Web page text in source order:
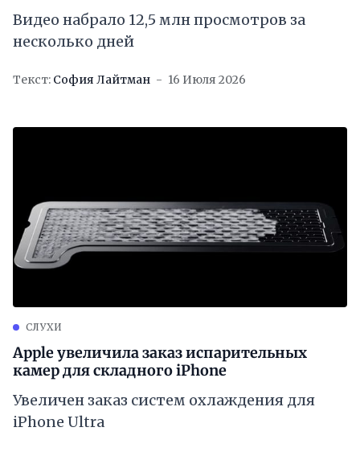
Видео набрало 12,5 млн просмотров за
несколько дней
Текст: София Лайтман 16 Июля 2026
СЛУХИ
Apple увеличила заказ испарительных
камер для складного iPhone
Увеличен заказ систем охлаждения для
iPhone Ultra